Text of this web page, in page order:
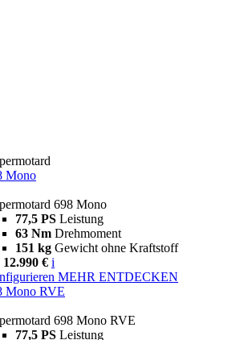
Mono
698 Mono
77,5 PS Leistung
63 Nm Drehmoment
151 kg Gewicht ohne Kraftstoff
€ i
MEHR ENTDECKEN
Mono RVE
698 Mono RVE
77,5 PS Leistung